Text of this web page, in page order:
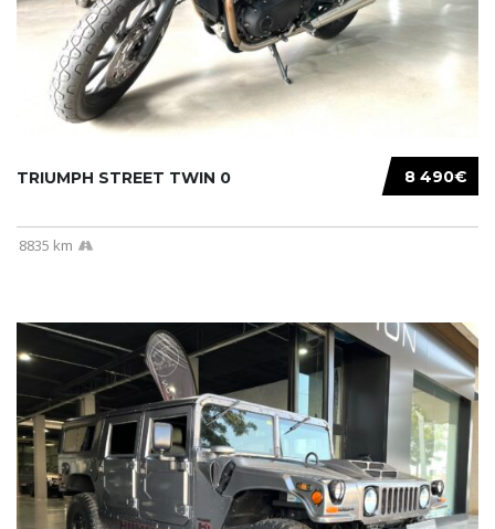
8 490€
TRIUMPH STREET TWIN 0
8835 km